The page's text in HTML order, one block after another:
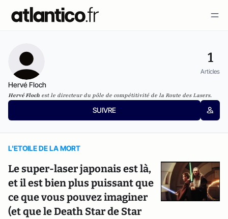
1
Articles
Hervé Floch
Hervé Floch est le directeur du pôle de compétitivité de la Route des Lasers.
SUIVRE
L'ETOILE DE LA MORT
Le super-laser japonais est là,
et il est bien plus puissant que
ce que vous pouvez imaginer
(et que le Death Star de Star